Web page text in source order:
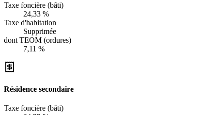
Taxe foncière (bâti)
24,33 %
Taxe d'habitation
Supprimée
dont TEOM (ordures)
7,11 %
Résidence secondaire
Taxe foncière (bâti)